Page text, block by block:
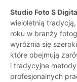
Studio Foto S
wieloletnią
roku w branży
wyróżnia się
które obejmują
i tradycyjne
profesjonalnych